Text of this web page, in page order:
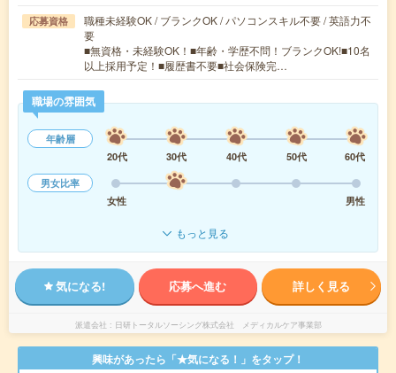
応募資格
職種未経験OK / ブランクOK / パソコンスキル不要 / 英語力不
要
■無資格・未経験OK！■年齢・学歴不問！ブランクOK!■10名
以上採用予定！■履歴書不要■社会保険完…
職場の雰囲気
年齢層
20代
30代 40代 50代
60代
男女比率
女性
男性
もっと見る
気になる! 応募へ進む 詳しく見る
派遣会社 日研トータルソーシング株式会社 メディカルケア事業部
興味があったら「★気になる！」をタップ！